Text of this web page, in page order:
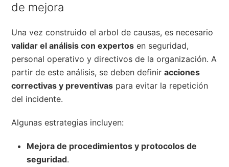
de mejora
Una vez construido el arbol de causas, es necesario
validar el análisis con expertos en seguridad,
personal operativo y directivos de la organización. A
partir de este análisis, se deben definiracciones
correctivas y preventivas para evitar la repetición
del incidente.
Algunas estrategias incluyen:
Mejora de procedimientos y protocolos de
seguridad.